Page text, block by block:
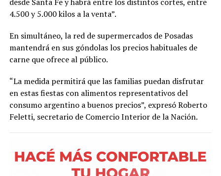
4.500 y 5.000 kilos a la venta”.
En simultáneo, la red de supermercados de Posadas
mantendrá en sus góndolas los precios habituales de
carne que ofrece al público.
“La medida permitirá que las familias puedan disfrutar
en estas fiestas con alimentos representativos del
consumo argentino a buenos precios”, expresó Roberto
Feletti, secretario de Comercio Interior de la Nación.